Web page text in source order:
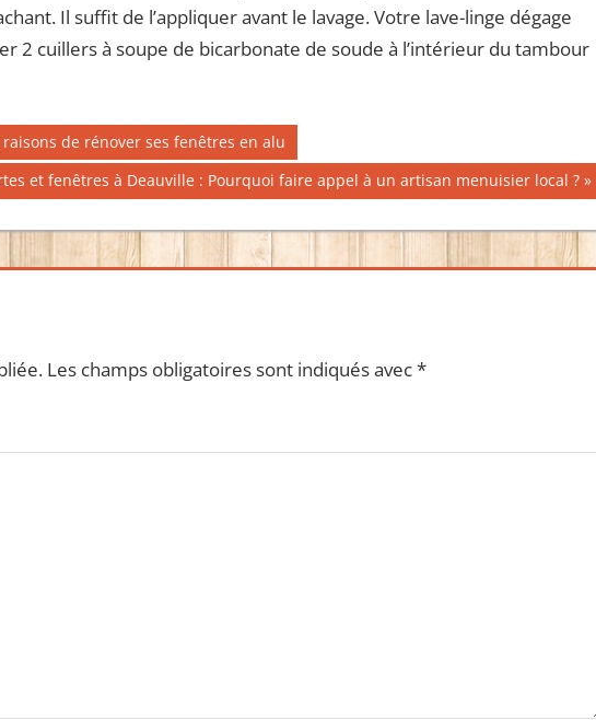
Il suffit de l’appliquer avant le lavage. Votre lave-linge dégage
2 cuillers à soupe de bicarbonate de soude à l’intérieur du tambour
de rénover ses fenêtres en alu
et fenêtres à Deauville : Pourquoi faire appel à un artisan menuisier local ?
Les champs obligatoires sont indiqués avec*